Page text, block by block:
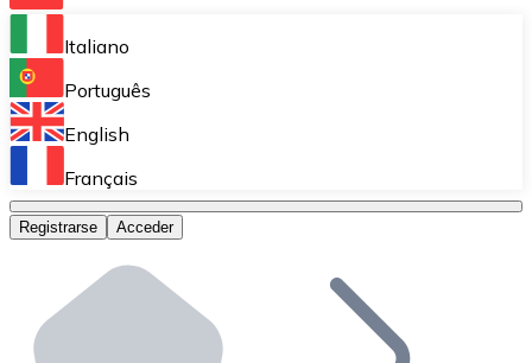
Bitnovo Ramp
Integra nuestra solución en tu plataforma.
Bitnovo Giftcards
Bitnovo OTC
Bitnovo ATM
Integra un ATM Bitnovo en tu negocio y permite que
Italiano
Português
English
Français
Registrarse Acceder